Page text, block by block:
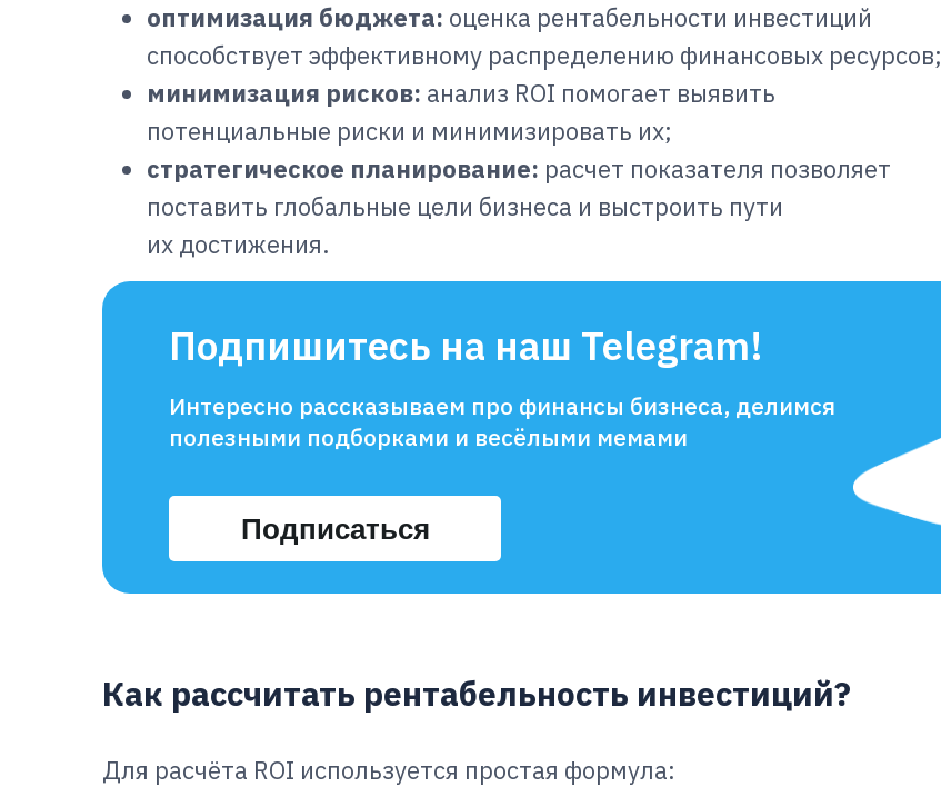
оптимизация бюджета: оценка рентабельности инвестиций
способствует эффективному распределению финансовых ресурсов;
минимизация рисков: анализ ROI помогает выявить
потенциальные риски и минимизировать их;
стратегическое планирование: расчет показателя позволяет
поставить глобальные цели бизнеса и выстроить пути
их достижения.
Подпишитесь на наш Telegram!
Подписаться
Интересно рассказываем про финансы бизнеса, делимся
полезными подборками и весёлыми мемами
Как рассчитать рентабельность инвестиций?
Для расчёта ROI используется простая формула: